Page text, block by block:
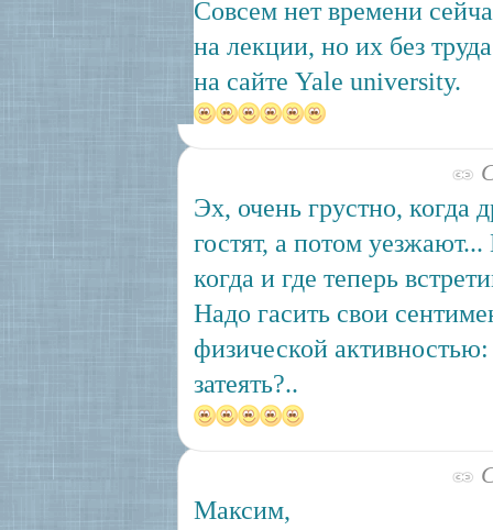
Совсем нет времени
на лекции, но их без
на сайте Yale university.
Эх, очень грустно, когда
гостят, а потом
когда и где теперь
Надо гасить свои
физической
затеять?..
Максим,